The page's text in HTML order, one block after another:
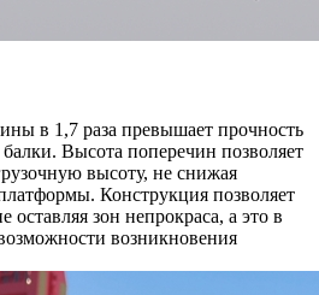
в 1,7 раза превышает прочность
Высота поперечин позволяет
высоту, не снижая
Конструкция позволяет
оставляя зон непрокраса, а это в
возникновения